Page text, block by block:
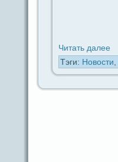
Читать дaлее
Тэги: Новости